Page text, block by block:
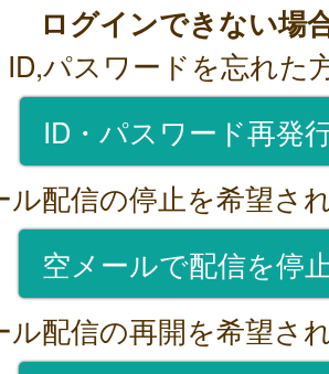
ログインできない場
ID,パスワードを忘れた
ID・パスワード再発
ル配信の停止を希望さ
空メールで配信を停
ル配信の再開を希望さ